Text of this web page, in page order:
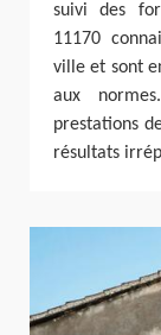
suivi des
11170
ville et sont
aux
prestations
résultats